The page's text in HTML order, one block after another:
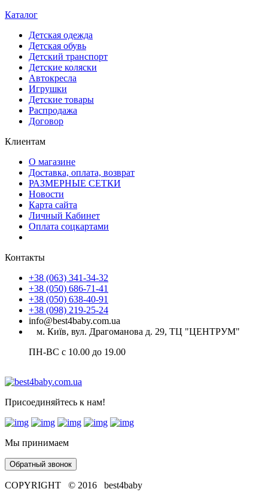
Каталог
Детская одежда
Детская обувь
Детский транспорт
Детские коляски
Автокресла
Игрушки
Детские товары
Распродажа
Договор
Клиентам
О магазине
Доставка, оплата, возврат
РАЗМЕРНЫЕ СЕТКИ
Новости
Карта сайта
Личный Кабинет
Оплата соцкартами
Контакты
+38 (063) 341-34-32
+38 (050) 686-71-41
+38 (050) 638-40-91
+38 (098) 219-25-24
info@best4baby.com.ua
м. Київ, вул. Драгоманова д. 29, ТЦ "ЦЕНТРУМ"
ПН-ВС с 10.00 до 19.00
Присоединяйтесь к нам!
Мы принимаем
Обратный звонок
COPYRIGHT © 2016 best4baby